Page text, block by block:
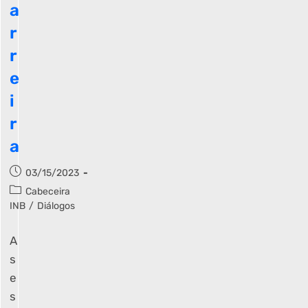
a
r
r
e
i
r
a
03/15/2023
Cabeceira
INB / Diálogos
A
s
e
s